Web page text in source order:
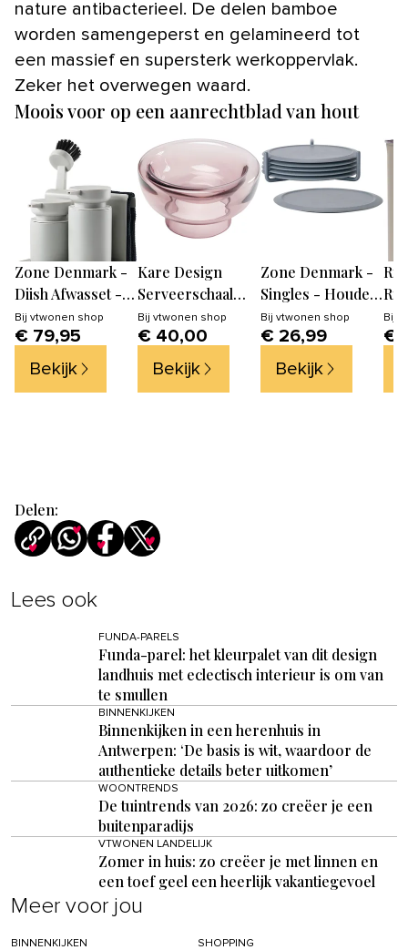
nature antibacterieel. De delen bamboe
worden samengeperst en gelamineerd tot
een massief en supersterk werkoppervlak.
Zeker het overwegen waard.
Moois voor op een aanrechtblad van hout
Zone Denmark -
Diish Afwasset -
Metaal en
keramiek
Bij vtwonen shop
€ 79,95
Bekijk
Kare Design
Serveerschaal
Grazioso roze
Ø20cm
Bij vtwonen shop
€ 40,00
Bekijk
Zone Denmark -
Singles - Houder
met 6
onderzetters
Bij vtwonen shop
€ 26,99
Bekijk
Bij
€
Delen:
Lees ook
FUNDA-PARELS
Funda-parel: het kleurpalet van dit design
landhuis met eclectisch interieur is om van
te smullen
BINNENKIJKEN
Binnenkijken in een herenhuis in
Antwerpen: ‘De basis is wit, waardoor de
authentieke details beter uitkomen’
WOONTRENDS
De tuintrends van 2026: zo creëer je een
buitenparadijs
VTWONEN LANDELIJK
Zomer in huis: zo creëer je met linnen en
een toef geel een heerlijk vakantiegevoel
Meer voor jou
BINNENKIJKEN SHOPPING